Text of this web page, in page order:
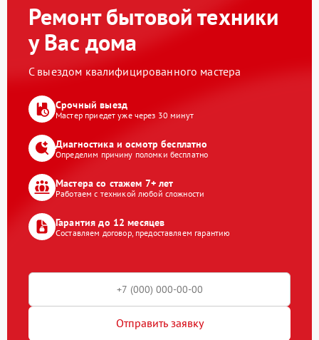
Ремонт бытовой техники
у Вас дома
С выездом квалифицированного мастера
Срочный выезд
Мастер приедет уже через 30 минут
Диагностика и осмотр бесплатно
Определим причину поломки бесплатно
Мастера со стажем 7+ лет
Работаем с техникой любой сложности
Гарантия до 12 месяцев
Составляем договор, предоставляем гарантию
Отправить заявку